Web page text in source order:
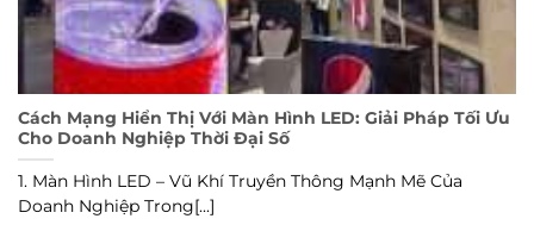
Cách Mạng Hiển Thị Với Màn Hình LED: Giải Pháp Tối Ưu
Cho Doanh Nghiệp Thời Đại Số
1. Màn Hình LED – Vũ Khí Truyền Thông Mạnh Mẽ Của
Doanh Nghiệp Trong[...]